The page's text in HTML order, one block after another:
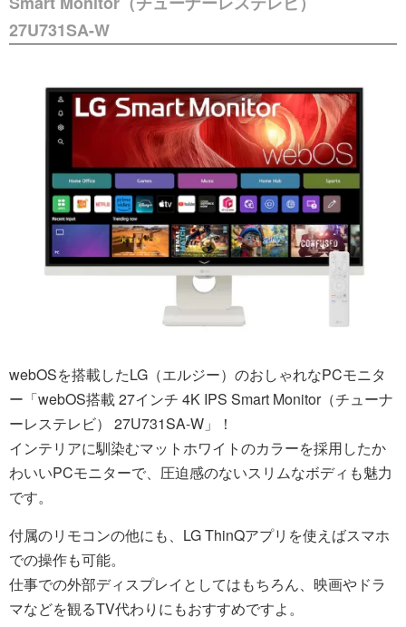
27U731SA-W
webOSを搭載したLG（エルジー）のおしゃれなPCモニタ
ー「webOS搭載 27インチ 4K IPS Smart Monitor（チューナ
ーレステレビ） 27U731SA-W」！
インテリアに馴染むマットホワイトのカラーを採用したか
わいいPCモニターで、圧迫感のないスリムなボディも魅力
です。
付属のリモコンの他にも、LG ThinQアプリを使えばスマホ
での操作も可能。
仕事での外部ディスプレイとしてはもちろん、映画やドラ
マなどを観るTV代わりにもおすすめですよ。